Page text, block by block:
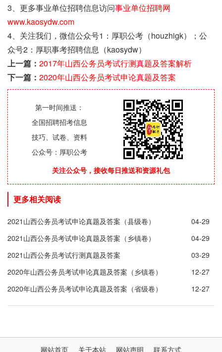
3、更多事业单位招聘信息访问事业单位招聘网
www.kaosydw.com
4、关注我们，微信公众号1：厚职公考（houzhigk）；公
众号2：厚职事考招聘信息（kaosydw）
上一篇： 2017年山西公务员考试行测真题及答案解析
下一篇： 2020年山西公务员考试申论真题及答案
第一时间推送：
全国招聘招考信息
技巧、试卷、资料
公众号：厚职公考
关注公众号，接收每日推送和资源礼包
更多相关阅读
2021山西公务员考试申论真题及答案（县级卷）
04-29
2021山西公务员考试申论真题及答案（乡镇卷）
04-29
2021山西公务员考试行测真题及答案
03-29
2020年山西公务员考试申论真题及答案（乡镇卷）
12-27
2020年山西公务员考试申论真题及答案（省级卷）
12-27
网站首页 关于本站 网站声明 联系方式